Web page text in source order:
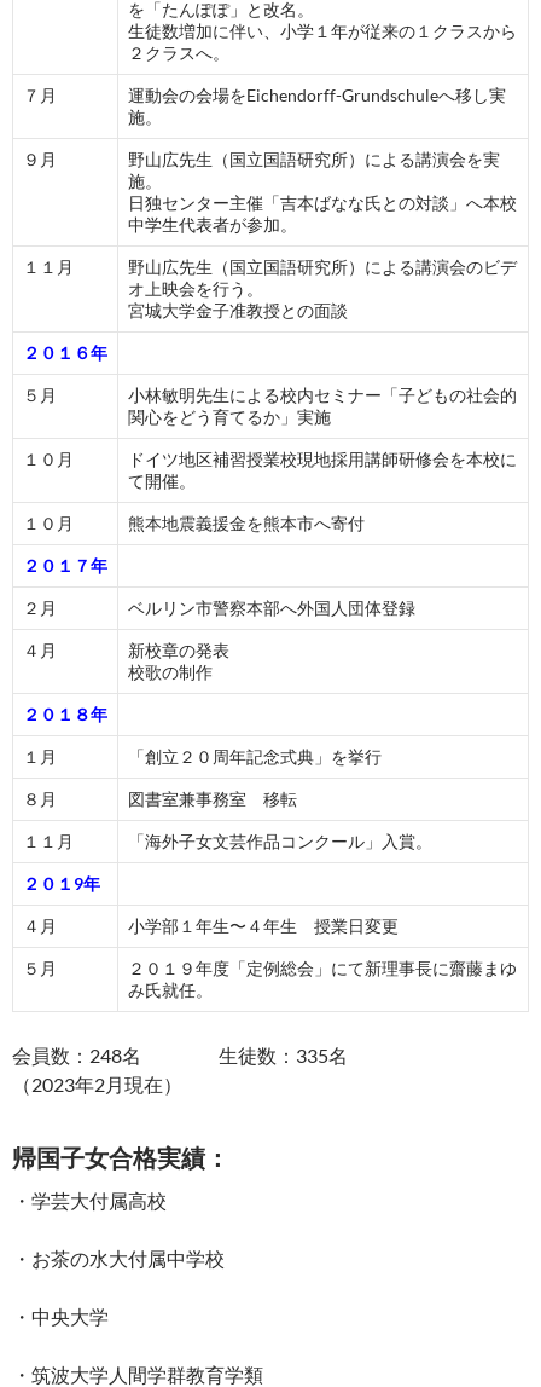
を「たんぽぽ」と改名。
生徒数増加に伴い、小学１年が従来の１クラスから
２クラスへ。
７月
運動会の会場をEichendorff-Grundschuleへ移し実
施。
９月
野山広先生（国立国語研究所）による講演会を実
施。
日独センター主催「吉本ばなな氏との対談」へ本校
中学生代表者が参加。
１１月
野山広先生（国立国語研究所）による講演会のビデ
オ上映会を行う。
宮城大学金子准教授との面談
２０１６年
５月
小林敏明先生による校内セミナー「子どもの社会的
関心をどう育てるか」実施
１０月
ドイツ地区補習授業校現地採用講師研修会を本校に
て開催。
１０月 熊本地震義援金を熊本市へ寄付
２０１７年
２月 ベルリン市警察本部へ外国人団体登録
４月
新校章の発表
校歌の制作
２０１８年
１月 「創立２０周年記念式典」を挙行
８月 図書室兼事務室 移転
１１月 「海外子女文芸作品コンクール」入賞。
２０１9年
４月 小学部１年生〜４年生 授業日変更
５月
２０１９年度「定例総会」にて新理事長に齋藤まゆ
み氏就任。
会員数：248名 生徒数：335名
（2023年2月現在）
帰国子女合格実績：
・学芸大付属高校
・お茶の水大付属中学校
・中央大学
・筑波大学人間学群教育学類